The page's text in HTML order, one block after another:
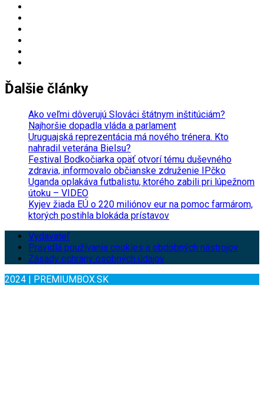
Ďalšie články
Ako veľmi dôverujú Slováci štátnym inštitúciám?
Najhoršie dopadla vláda a parlament
Uruguajská reprezentácia má nového trénera. Kto
nahradil veterána Bielsu?
Festival Bodkočiarka opäť otvorí tému duševného
zdravia, informovalo občianske združenie IPčko
Uganda oplakáva futbalistu, ktorého zabili pri lúpežnom
útoku – VIDEO
Kyjev žiada EÚ o 220 miliónov eur na pomoc farmárom,
ktorých postihla blokáda prístavov
Vydavateľ
Pravidlá používania cookies a obdobných nástrojov
Zásady ochrany osobných údajov
2024 | PREMIUMBOX.SK